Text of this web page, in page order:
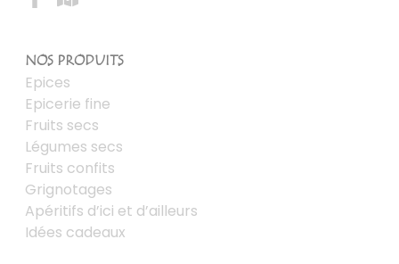
NOS PRODUITS
Epices
Epicerie fine
Fruits secs
Légumes secs
Fruits confits
Grignotages
Apéritifs d’ici et d’ailleurs
Idées cadeaux